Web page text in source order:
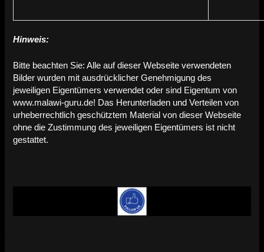
Hinweis:
Bitte beachten Sie: Alle auf dieser Webseite verwendeten
Bilder wurden mit ausdrücklicher Genehmigung des
jeweiligen Eigentümers verwendet oder sind Eigentum von
www.malawi-guru.de! Das Herunterladen und Verteilen von
urheberrechtlich geschütztem Material von dieser Webseite
ohne die Zustimmung des jeweiligen Eigentümers ist nicht
gestattet.